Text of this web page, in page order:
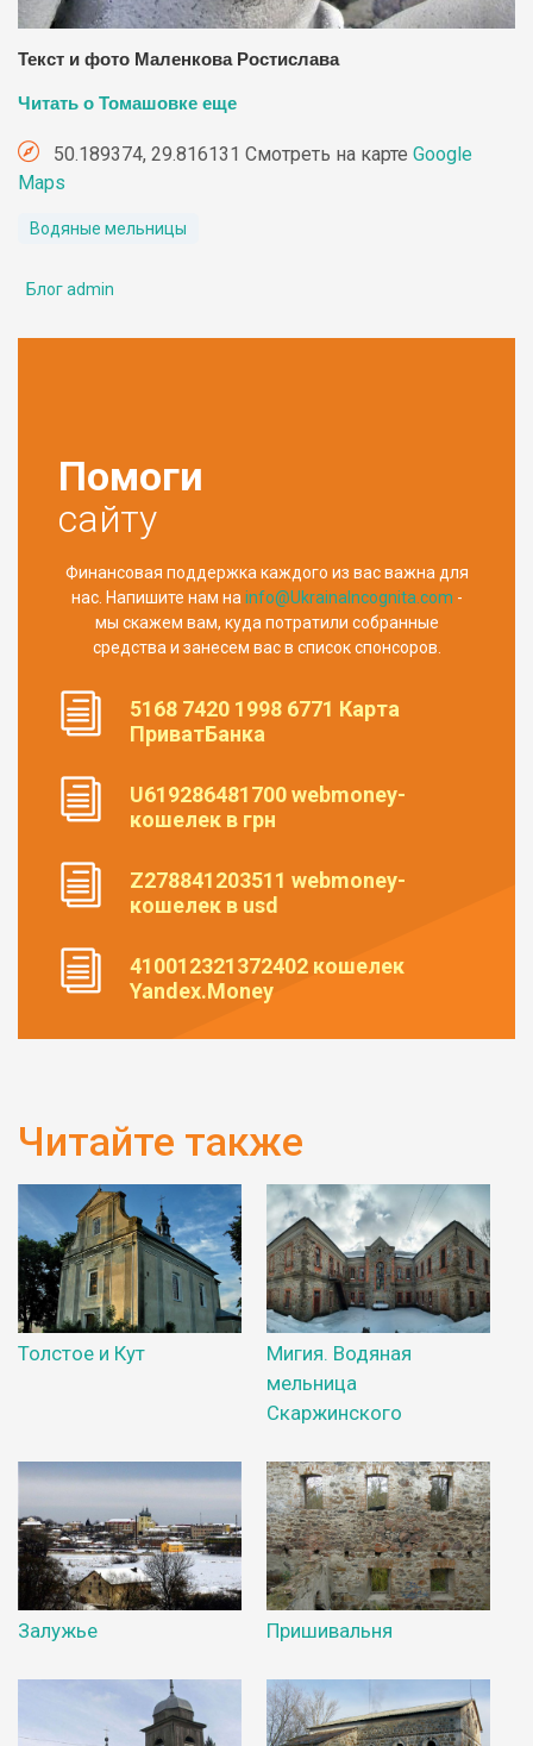
Текст и фото Маленкова Ростислава
Читать о Томашовке еще
50.189374, 29.816131 Смотреть на карте Google
Maps
Водяные мельницы
Блог admin
Помоги
сайту
Финансовая поддержка каждого из вас важна для
нас. Напишите нам на info@UkrainaIncognita.com -
мы скажем вам, куда потратили собранные
средства и занесем вас в список спонсоров.
5168 7420 1998 6771 Карта
ПриватБанка
U619286481700 webmoney-
кошелек в грн
Z278841203511 webmoney-
кошелек в usd
410012321372402 кошелек
Yandex.Money
Читайте также
Толстое и Кут
Мигия. Водяная
мельница
Скаржинского
Залужье Пришивальня